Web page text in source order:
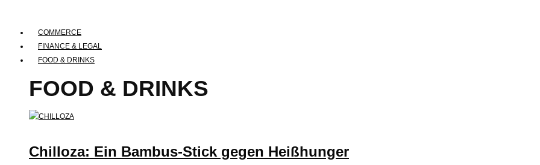
COMMERCE
FINANCE & LEGAL
FOOD & DRINKS
FOOD & DRINKS
Chilloza: Ein Bambus-Stick gegen Heißhunger